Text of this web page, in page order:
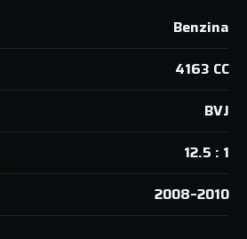
Benzina
4163 CC
BVJ
12.5 : 1
2008–2010